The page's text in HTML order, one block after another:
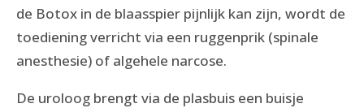
de Botox in de blaasspier pijnlijk kan zijn, wordt de
toediening verricht via een ruggenprik (spinale
anesthesie) of algehele narcose.
De uroloog brengt via de plasbuis een buisje